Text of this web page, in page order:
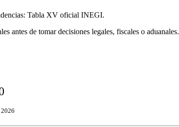
Tabla XV oficial INEGI.
antes de tomar decisiones legales, fiscales o aduanales.